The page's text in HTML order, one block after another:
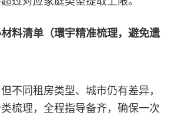
料清单（環宇精准梳理，避免遗
不同租房类型、城市仍有差异，
梳理，全程指导备齐，确保一次